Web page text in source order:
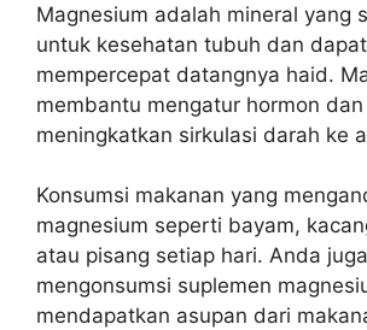
Magnesium adalah mineral yang
untuk kesehatan tubuh dan
mempercepat datangnya haid.
membantu mengatur hormon dan
meningkatkan sirkulasi darah ke
Konsumsi makanan yang
magnesium seperti bayam,
atau pisang setiap hari. Anda
mengonsumsi suplemen
mendapatkan asupan dari